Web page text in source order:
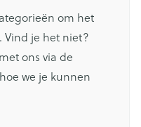
om het
Vind je het niet?
ons via de
we je kunnen